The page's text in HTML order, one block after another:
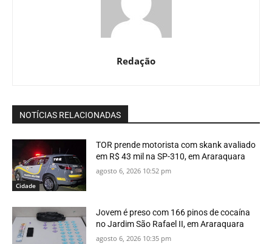
Redação
NOTÍCIAS RELACIONADAS
Cidade
TOR prende motorista com skank avaliado
em R$ 43 mil na SP-310, em Araraquara
agosto 6, 2026 10:52 pm
Jovem é preso com 166 pinos de cocaína
no Jardim São Rafael II, em Araraquara
agosto 6, 2026 10:35 pm